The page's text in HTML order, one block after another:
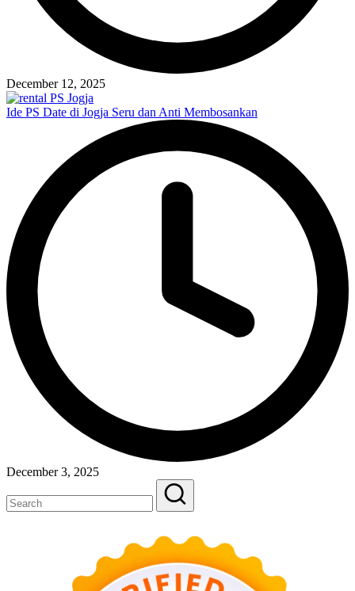
December 12, 2025
Ide PS Date di Jogja Seru dan Anti Membosankan
December 3, 2025